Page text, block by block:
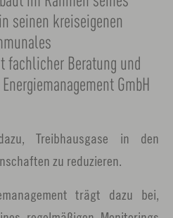
seinen kreiseigenen
fachlicher Beratung und
GmbH
Treibhausgase in den
zu reduzieren.
trägt dazu bei,